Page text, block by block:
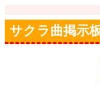
サクラ曲掲示